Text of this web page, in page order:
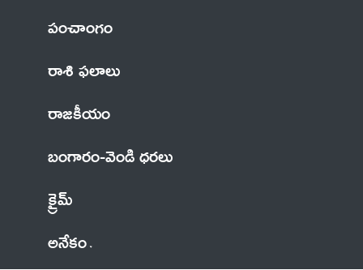
పంచాంగం
రాశి ఫలాలు
రాజకీయం
బంగారం-వెండి ధరలు
క్రైమ్
అనేకం